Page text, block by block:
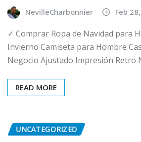
NevilleCharbonnier Feb
✓ Comprar Ropa de Navidad para
Invierno Camiseta para Hombre
Negocio Ajustado Impresión Retro
READ MORE
UNCATEGORIZED